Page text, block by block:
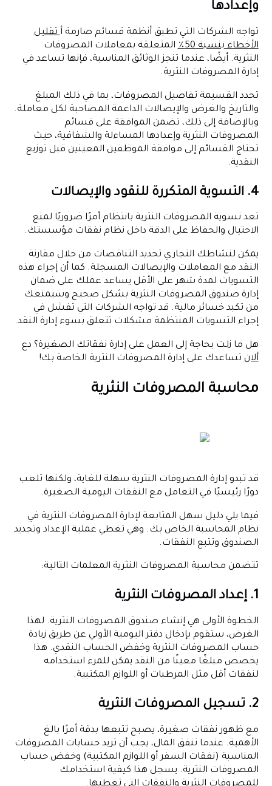
وإعدادها
تواجه الشركات التي تطبق أنظمة قسائم صارمة أتقليل
الأخطاء بنسبة 50٪
المتعلقة بمعاملات المصروفات
النثرية. أيضًا، عندما تنجز الوثائق المناسبة، فإنها تساعد في
إدارة المصروفات النثرية.
تحدد القسيمة تفاصيل المصروفات، بما في ذلك المبلغ
والتاريخ والغرض والإيصالات الداعمة المصاحبة لكل معاملة.
وبالإضافة إلى ذلك، تضمن الموافقة على قسائم
المصروفات النثرية وإعدادها المساءلة والشفافية، حيث
تحتاج القسائم إلى موافقة الموظفين المعينين قبل توزيع
النقدية.
4. التسوية المتكررة للنقود والإيصالات
تعد تسوية المصروفات النثرية بانتظام أمرًا ضروريًا لمنع
الاحتيال والحفاظ على الدقة داخل نظام نفقات مؤسستك.
يمكن لنشاطك التجاري تحديد التناقضات من خلال مقارنة
النقد مع المعاملات والإيصالات المسجلة. كما أن إجراء هذه
التسويات لمدة شهر على الأقل يساعد عملك على ضمان
إدارة صندوق المصروفات النثرية بشكل صحيح وسيمنعك
من تكبد خسائر مالية. قد تواجه الشركات التي تفشل في
إجراء التسويات المنتظمة مشكلات تتعلق بسوء إدارة النقد.
هل ما زلت بحاجة إلى العمل على إدارة نفقاتك الصغيرة؟ دع
ألانتساعدك على إدارة المصروفات النثرية الخاصة بك!
محاسبة المصروفات النثرية
قد تبدو إدارة المصروفات النثرية سهلة للغاية، ولكنها تلعب
دورًا رئيسيًا في التعامل مع النفقات اليومية الصغيرة.
فيما يلي دليل سهل المتابعة لإدارة المصروفات النثرية في
نظام المحاسبة الخاص بك. وهي تغطي عملية الإعداد وتجديد
الصندوق وتتبع النفقات.
تتضمن محاسبة المصروفات النثرية المعلمات التالية:
1. إعداد المصروفات النثرية
الخطوة الأولى هي إنشاء صندوق المصروفات النثرية. لهذا
الغرض، ستقوم بإدخال دفتر اليومية الأولي عن طريق زيادة
حساب المصروفات النثرية وخفض الحساب النقدي. هذا
يخصص مبلغًا معينًا من النقد يمكن للمرء استخدامه
لنفقات أقل مثل المرطبات أو اللوازم المكتبية.
2. تسجيل المصروفات النثرية
مع ظهور نفقات صغيرة، يصبح تتبعها بدقة أمرًا بالغ
الأهمية. عندما تنفق المال، يجب أن تزيد حسابات المصروفات
المناسبة (نفقات السفر أو اللوازم المكتبية) وخفض حساب
المصروفات النثرية. يسجل هذا كيفية استخدامك
للمصروفات النثرية والنفقات التي تغطيها.